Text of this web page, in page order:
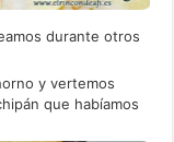
durante otros
y vertemos
que habíamos